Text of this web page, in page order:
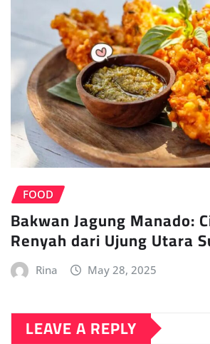
FOOD
Bakwan Jagung Manado:
Renyah dari Ujung Utara
Rina May 28, 2025
LEAVE A REPLY